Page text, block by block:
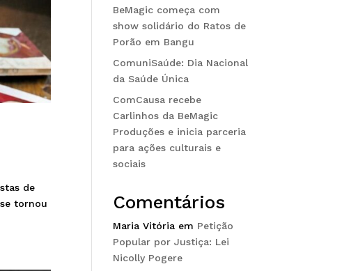
de
tornou
BeMagic começa com
show solidário do Ratos de
Porão em Bangu
ComuniSaúde: Dia Nacional
da Saúde Única
ComCausa recebe
Carlinhos da BeMagic
Produções e inicia parceria
para ações culturais e
sociais
Comentários
Maria Vitória em Petição
Popular por Justiça: Lei
Nicolly Pogere